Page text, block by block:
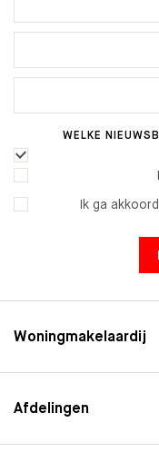
Woningmakelaardij
Afdelingen
WELKE
Ik ga